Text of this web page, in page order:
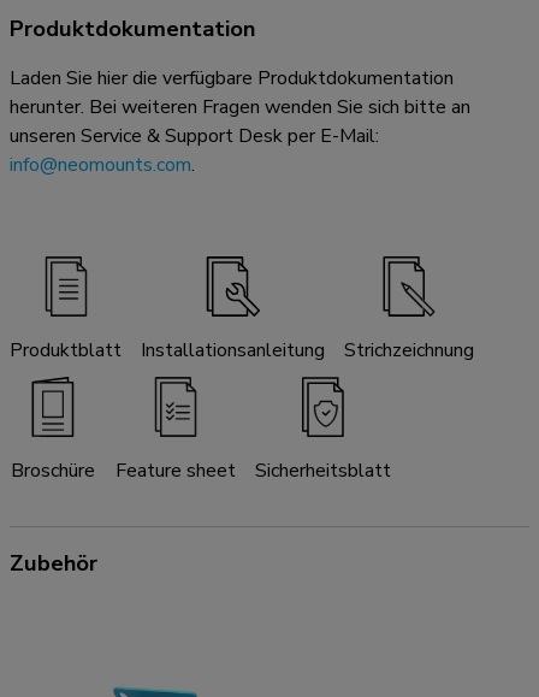
Produktdokumentation
Laden Sie hier die verfügbare Produktdokumentation
herunter. Bei weiteren Fragen wenden Sie sich bitte an
unseren Service & Support Desk per E-Mail:
info@neomounts.com.
Produktblatt Installationsanleitung Strichzeichnung
Broschüre Feature sheet Sicherheitsblatt
Zubehör